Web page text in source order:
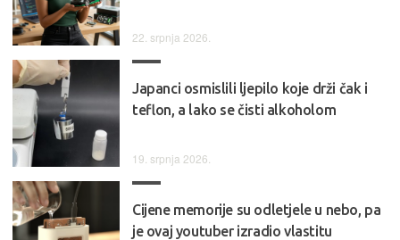
22. srpnja 2026.
Japanci osmislili ljepilo koje drži čak i
teflon, a lako se čisti alkoholom
19. srpnja 2026.
Cijene memorije su odletjele u nebo, pa
je ovaj youtuber izradio vlastitu